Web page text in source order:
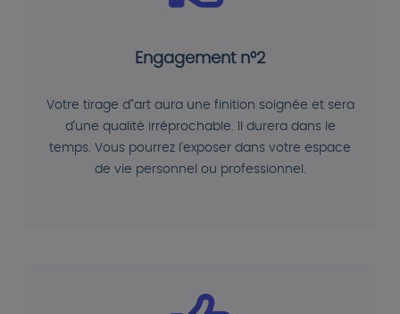
Engagement n°2
Votre tirage d"art aura une finition soignée et sera
d'une qualité irréprochable. Il durera dans le
temps. Vous pourrez l'exposer dans votre espace
de vie personnel ou professionnel.